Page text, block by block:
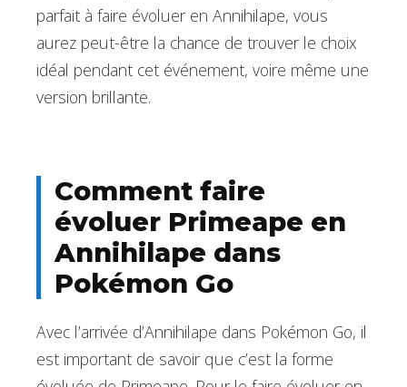
parfait à faire évoluer en Annihilape, vous
aurez peut-être la chance de trouver le choix
idéal pendant cet événement, voire même une
version brillante.
Comment faire
évoluer Primeape en
Annihilape dans
Pokémon Go
Avec l’arrivée d’Annihilape dans Pokémon Go, il
est important de savoir que c’est la forme